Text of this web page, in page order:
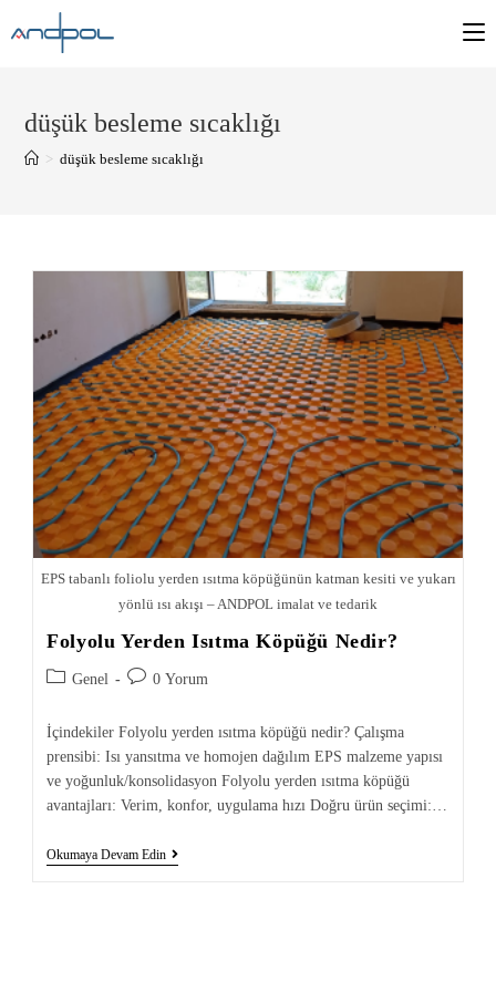
düşük besleme sıcaklığı
> düşük besleme sıcaklığı
EPS tabanlı foliolu yerden ısıtma köpüğünün katman kesiti ve yukarı
yönlü ısı akışı – ANDPOL imalat ve tedarik
Folyolu Yerden Isıtma Köpüğü Nedir?
Genel 0 Yorum
İçindekiler Folyolu yerden ısıtma köpüğü nedir? Çalışma
prensibi: Isı yansıtma ve homojen dağılım EPS malzeme yapısı
ve yoğunluk/konsolidasyon Folyolu yerden ısıtma köpüğü
avantajları: Verim, konfor, uygulama hızı Doğru ürün seçimi:…
Okumaya Devam Edin